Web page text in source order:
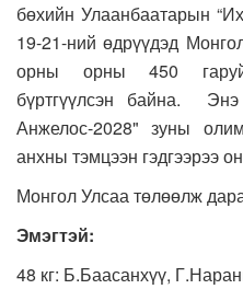
бөхийн Улаанбаатарын
19-21-ний өдрүүдэд
орны орны 450 гаруй
бүртгүүлсэн байна.
Анжелос-2028" зуны
анхны тэмцээн гэдгээрээ
Монгол Улсаа төлөөлж
Эмэгтэй:
48 кг: Б.Баасанхүү,